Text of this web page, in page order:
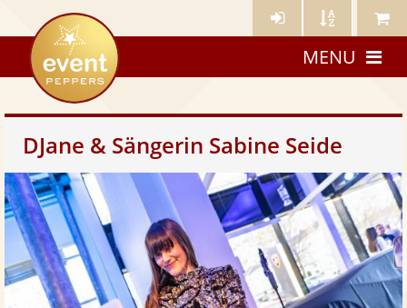
Künstler- Künstler Meine
eventpeppers
MENU
DJane & Sängerin Sabine Seide